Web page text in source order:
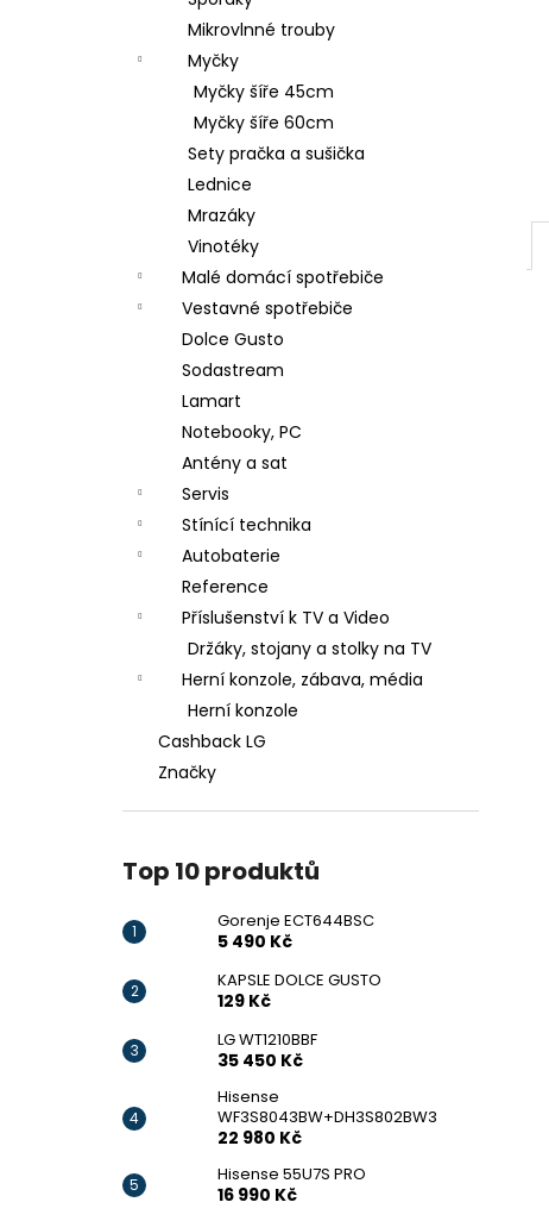
Mikrovlnné trouby
Myčky
Myčky šíře 45cm
Myčky šíře 60cm
Sety pračka a sušička
Lednice
Mrazáky
Vinotéky
Malé domácí spotřebiče
Vestavné spotřebiče
Dolce Gusto
Sodastream
Lamart
Notebooky, PC
Antény a sat
Servis
Stínící technika
Autobaterie
Reference
Příslušenství k TV a Video
Držáky, stojany a stolky na TV
Herní konzole, zábava, média
Herní konzole
Cashback LG
Značky
Top 10 produktů
Gorenje ECT644BSC
5 490 Kč
KAPSLE DOLCE GUSTO
129 Kč
LG WT1210BBF
35 450 Kč
Hisense
WF3S8043BW+DH3S802BW3
22 980 Kč
Hisense 55U7S PRO
16 990 Kč
GORENJE ECT644BSC
5 490 Kč
Původně:6 990 Kč